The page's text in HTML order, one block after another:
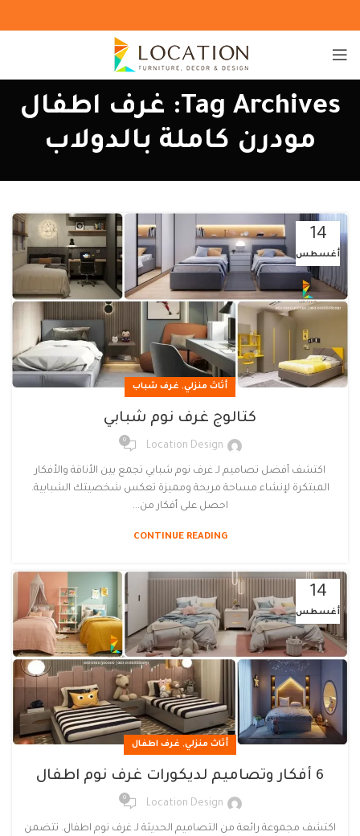
Tag Archives: غرف اطفال
مودرن كاملة بالدولاب
14
أغسطس
أثاث منزلي, غرف شباب
كتالوج غرف نوم شبابي
Location Design
0
اكتشف أفضل تصاميم لـ غرف نوم شبابي تجمع بين الأناقة والأفكار
المبتكرة لإنشاء مساحة مريحة ومميزة تعكس شخصيتك الشبابية.
احصل على أفكار من...
CONTINUE READING
14
أغسطس
أثاث منزلي, غرف اطفال
6 أفكار وتصاميم لديكورات غرف نوم اطفال
Location Design
0
اكتشف مجموعة رائعة من التصاميم الحديثة لـ غرف نوم اطفال. تتضمن